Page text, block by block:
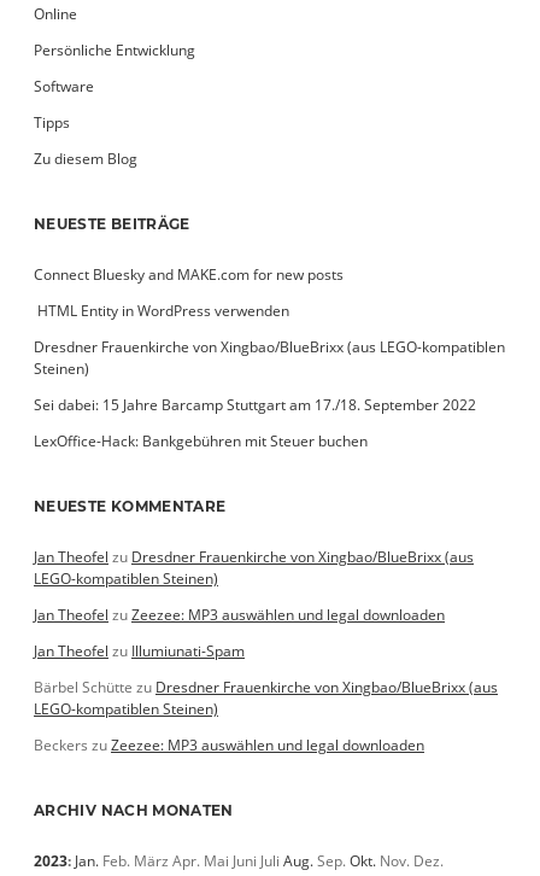
Online
Persönliche Entwicklung
Software
Tipps
Zu diesem Blog
NEUESTE BEITRÄGE
Connect Bluesky and MAKE.com for new posts
­ HTML Entity in WordPress verwenden
Dresdner Frauenkirche von Xingbao/BlueBrixx (aus LEGO-kompatiblen
Steinen)
Sei dabei: 15 Jahre Barcamp Stuttgart am 17./18. September 2022
LexOffice-Hack: Bankgebühren mit Steuer buchen
NEUESTE KOMMENTARE
Jan Theofel zu Dresdner Frauenkirche von Xingbao/BlueBrixx (aus
LEGO-kompatiblen Steinen)
Jan Theofel zuZeezee: MP3 auswählen und legal downloaden
Jan Theofel zu Illumiunati-Spam
Bärbel Schütte zu Dresdner Frauenkirche von Xingbao/BlueBrixx (aus
LEGO-kompatiblen Steinen)
Beckers zuZeezee: MP3 auswählen und legal downloaden
ARCHIV NACH MONATEN
2023: Jan. Feb. März Apr. Mai Juni Juli Aug.Sep.Okt. Nov. Dez.